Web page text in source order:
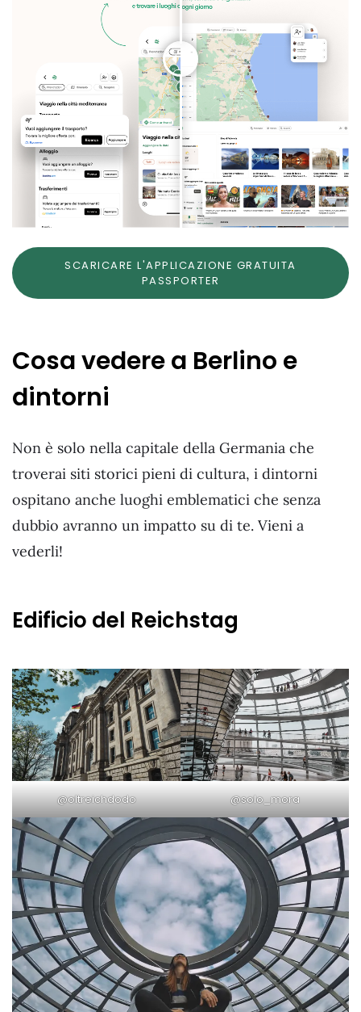
SCARICARE L'APPLICAZIONE GRATUITA
PASSPORTER
Cosa vedere a Berlino e
dintorni
Non è solo nella capitale della Germania che
troverai siti storici pieni di cultura, i dintorni
ospitano anche luoghi emblematici che senza
dubbio avranno un impatto su di te. Vieni a
vederli!
Edificio del Reichstag
@oltreichdodo @solo_mora